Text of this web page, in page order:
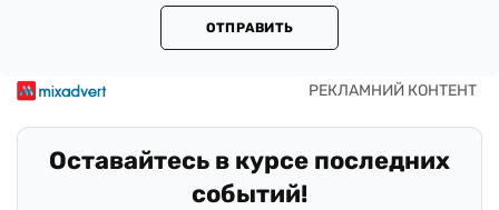
ОТПРАВИТЬ
Оставайтесь в курсе последних
событий!